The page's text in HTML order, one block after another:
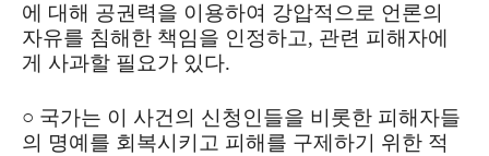
에 대해 공권력을 이용하여 강압적으로 언론의
자유를 침해한 책임을 인정하고, 관련 피해자에
게 사과할 필요가 있다.
○ 국가는 이 사건의 신청인들을 비롯한 피해자들
의 명예를 회복시키고 피해를 구제하기 위한 적